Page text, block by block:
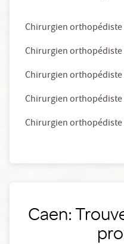
Chirurgien
Chirurgien
Chirurgien
Chirurgien
Chirurgien orthopédiste
Caen: